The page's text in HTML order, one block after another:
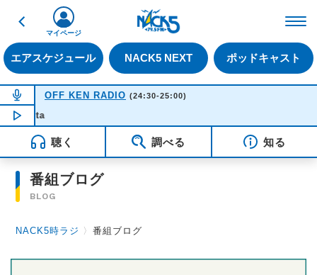
戻る
エアスケジュール NACK5 NEXT ポッドキャスト
マイページ
NOW ON AIR
OFF KEN RADIO (24:30-25:00)
NOW PLAYING
聴く 調べる 知る
番組ブログ
BLOG
NACK5時ラジ 〉番組ブログ